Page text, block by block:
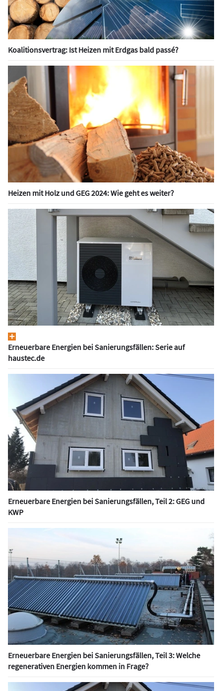
Koalitionsvertrag: Ist Heizen mit Erdgas bald passé?
Heizen mit Holz und GEG 2024: Wie geht es weiter?
Erneuerbare Energien bei Sanierungsfällen: Serie auf
haustec.de
Erneuerbare Energien bei Sanierungsfällen, Teil 2: GEG und
KWP
Erneuerbare Energien bei Sanierungsfällen, Teil 3: Welche
regenerativen Energien kommen in Frage?